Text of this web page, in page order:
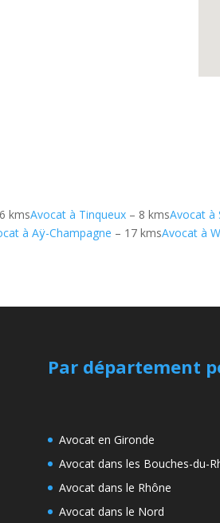
kmsAvocat à Tinqueux – 8 kmsAvocat à
à Aÿ-Champagne – 17 kmsAvocat à
Par département
Avocat en Gironde
Avocat dans les Bouches-du-
Avocat dans le Rhône
Avocat dans le Nord